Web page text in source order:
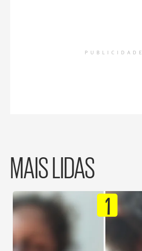
PUBLICIDADE
MAIS LIDAS
1